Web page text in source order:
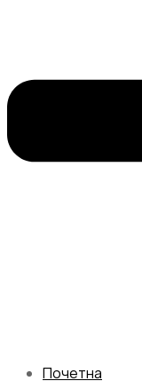
Почетна